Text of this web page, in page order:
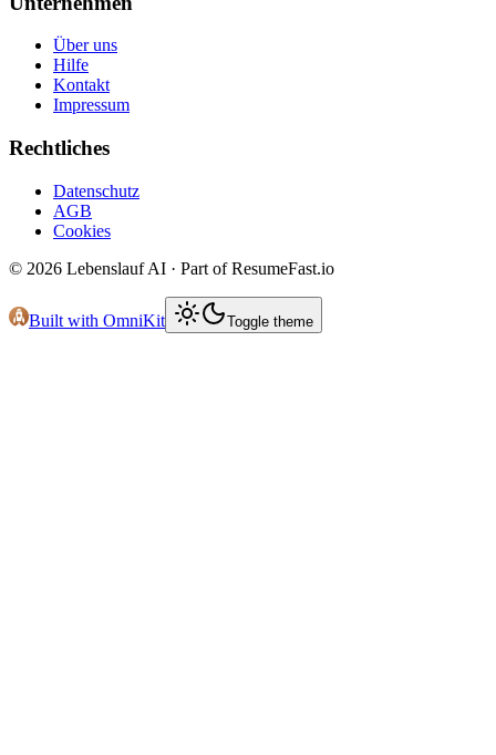
Über uns
Hilfe
Kontakt
Impressum
Rechtliches
Datenschutz
AGB
Cookies
© 2026 Lebenslauf AI · Part of ResumeFast.io
Built with OmniKit Toggle theme